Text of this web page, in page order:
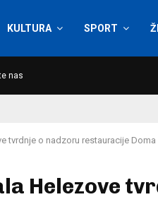
KULTURA SPORT
nas
tvrdnje o nadzoru restauracije Doma
Helezove